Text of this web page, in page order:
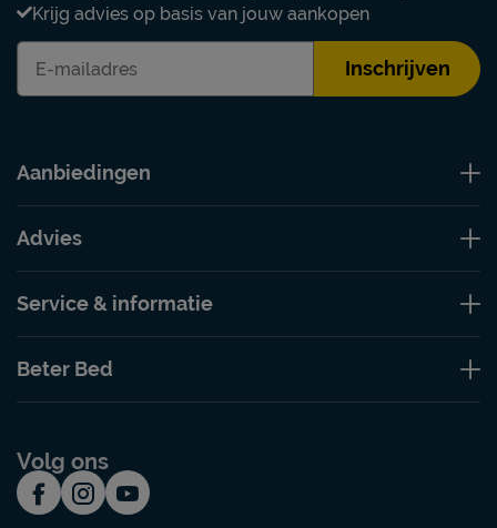
Krijg advies op basis van jouw aankopen
Inschrijven
Aanbiedingen
Advies
Service & informatie
Beter Bed
Volg ons